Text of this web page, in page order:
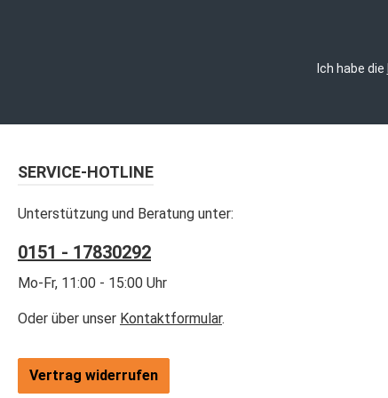
Ich habe die
SERVICE-HOTLINE
Unterstützung und Beratung unter:
0151 - 17830292
Mo-Fr, 11:00 - 15:00 Uhr
Oder über unser Kontaktformular.
Vertrag widerrufen